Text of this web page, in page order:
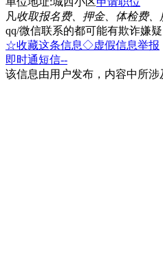
凡收取报名费、押金、体检费
qq/微信联系的都可能有欺诈嫌
☆收藏这条信息◇虚假信息举报
即时通短信--
该信息由用户发布，内容中所